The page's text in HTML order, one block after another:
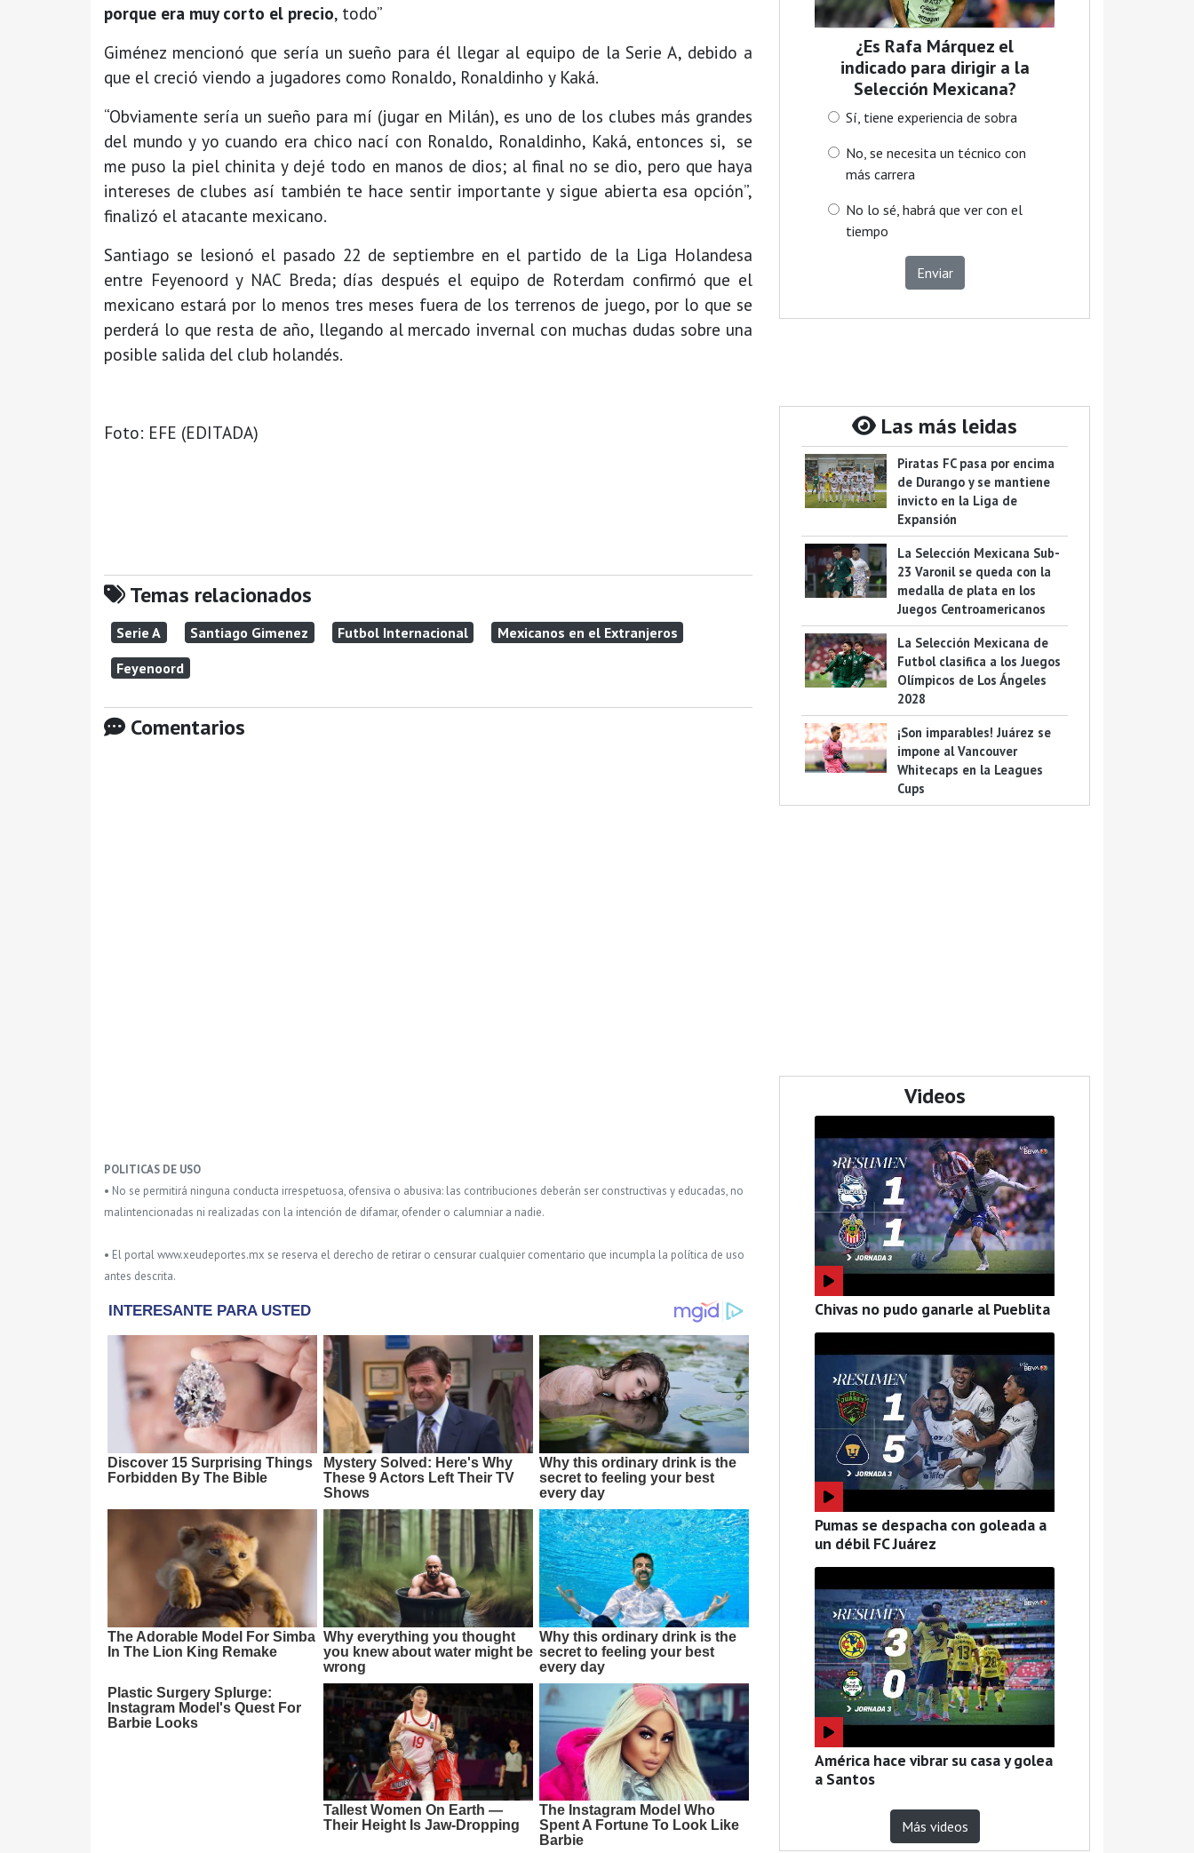
porque era muy corto el precio, todo”
Giménez mencionó que sería un sueño para él llegar al equipo de la Serie A, debido a
que el creció viendo a jugadores como Ronaldo, Ronaldinho y Kaká.
“Obviamente sería un sueño para mí (jugar en Milán), es uno de los clubes más grandes
del mundo y yo cuando era chico nací con Ronaldo, Ronaldinho, Kaká, entonces si, se
me puso la piel chinita y dejé todo en manos de dios; al final no se dio, pero que haya
intereses de clubes así también te hace sentir importante y sigue abierta esa opción”,
finalizó el atacante mexicano.
Santiago se lesionó el pasado 22 de septiembre en el partido de la Liga Holandesa
entre Feyenoord y NAC Breda; días después el equipo de Roterdam confirmó que el
mexicano estará por lo menos tres meses fuera de los terrenos de juego, por lo que se
perderá lo que resta de año, llegando al mercado invernal con muchas dudas sobre una
posible salida del club holandés.
Foto: EFE (EDITADA)
Temas relacionados
Serie A Santiago Gimenez Futbol Internacional
Mexicanos en el Extranjeros
Feyenoord
Comentarios
POLITICAS DE USO
• No se permitirá ninguna conducta irrespetuosa, ofensiva o abusiva: las contribuciones deberán ser constructivas y educadas, no
malintencionadas ni realizadas con la intención de difamar, ofender o calumniar a nadie.
• El portal www.xeudeportes.mx se reserva el derecho de retirar o censurar cualquier comentario que incumpla la política de uso
antes descrita.
¿Es Rafa Márquez el
indicado para dirigir a la
Selección Mexicana?
Sí, tiene experiencia de sobra
No, se necesita un técnico con
más carrera
No lo sé, habrá que ver con el
tiempo
Enviar
Las más leidas
Piratas FC pasa por encima
de Durango y se mantiene
invicto en la Liga de
Expansión
La Selección Mexicana Sub-
23 Varonil se queda con la
medalla de plata en los
Juegos Centroamericanos
La Selección Mexicana de
Futbol clasifica a los Juegos
Olímpicos de Los Ángeles
2028
¡Son imparables! Juárez se
impone al Vancouver
Whitecaps en la Leagues
Cups
Videos
Chivas no pudo ganarle al Pueblita
Pumas se despacha con goleada a
un débil FC Juárez
América hace vibrar su casa y golea
a Santos
Más videos